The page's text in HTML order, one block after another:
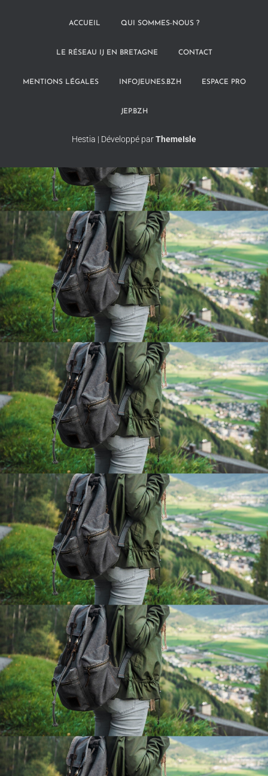
ACCUEIL QUI SOMMES-NOUS ?
LE RÉSEAU IJ EN BRETAGNE CONTACT
MENTIONS LÉGALES INFOJEUNES.BZH ESPACE PRO
JEP.BZH
Hestia | Développé parThemeIsle